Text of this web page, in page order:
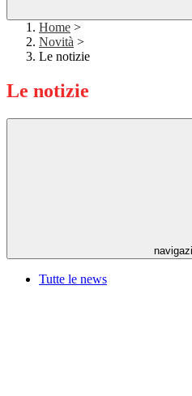
Home >
Novità >
Le notizie
Le notizie
Tutte le news